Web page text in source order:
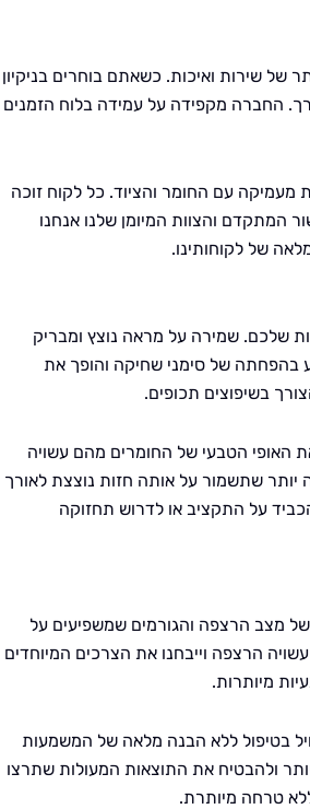
שירות ואיכות. כשאתם בוחרים בניקיון
החברה מקפידה על עמידה בלוח הזמנים
מעמיקה עם החומר והציוד. כל לקוח זוכה
המתקדם והצוות המיומן שלנו אנחנו
של לקוחותינו.
שלכם. שמירה על מראה נוצץ ומבריק
בהפחתה של סימני שחיקה והופך את
בשיפוצים תכופים.
האופי הטבעי של החומרים מהם עשויה
יותר שתשמור על אותה חזות נוצצת לאורך
על התקציב או לדרוש תחזוקה
מצב הרצפה והגורמים שמשפיעים על
הרצפה וייבחנו את הצרכים המיוחדים
מיותרות.
בטיפול ללא הבנה מלאה של המשמעות
ולהבטיח את התוצאות המעולות שתרצו
טרחה מיותרת.